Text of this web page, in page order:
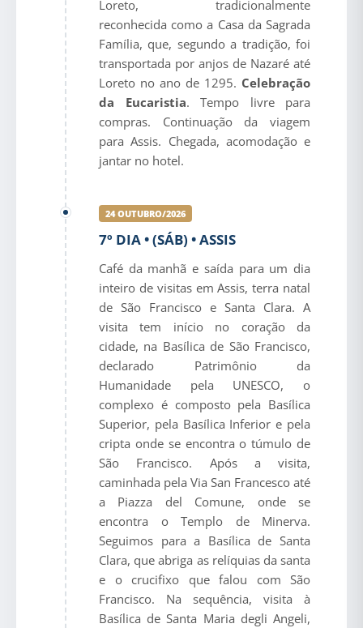
Loreto, tradicionalmente
reconhecida como a Casa da Sagrada
Família, que, segundo a tradição, foi
transportada por anjos de Nazaré até
Loreto no ano de 1295. Celebração
da Eucaristia. Tempo livre para
compras. Continuação da viagem
para Assis. Chegada, acomodação e
jantar no hotel.
24 OUTUBRO/2026
7º DIA • (SÁB) • ASSIS
Café da manhã e saída para um dia
inteiro de visitas em Assis, terra natal
de São Francisco e Santa Clara. A
visita tem início no coração da
cidade, na Basílica de São Francisco,
declarado Patrimônio da
Humanidade pela UNESCO, o
complexo é composto pela Basílica
Superior, pela Basílica Inferior e pela
cripta onde se encontra o túmulo de
São Francisco. Após a visita,
caminhada pela Via San Francesco até
a Piazza del Comune, onde se
encontra o Templo de Minerva.
Seguimos para a Basílica de Santa
Clara, que abriga as relíquias da santa
e o crucifixo que falou com São
Francisco. Na sequência, visita à
Basílica de Santa Maria degli Angeli,